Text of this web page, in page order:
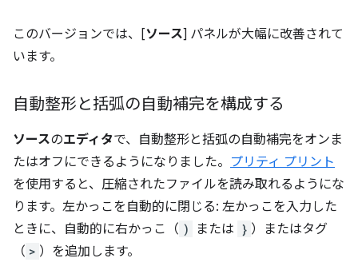
このバージョンでは、[ソース] パネルが大幅に改善されて
います。
自動整形と括弧の自動補完を構成する
ソースのエディタで、自動整形と括弧の自動補完をオンま
たはオフにできるようになりました。 プリティ プリント
を使用すると、圧縮されたファイルを読み取れるようにな
ります。左かっこを自動的に閉じる: 左かっこを入力した
ときに、自動的に右かっこ（ ) または } ）またはタグ
（ > ）を追加します。